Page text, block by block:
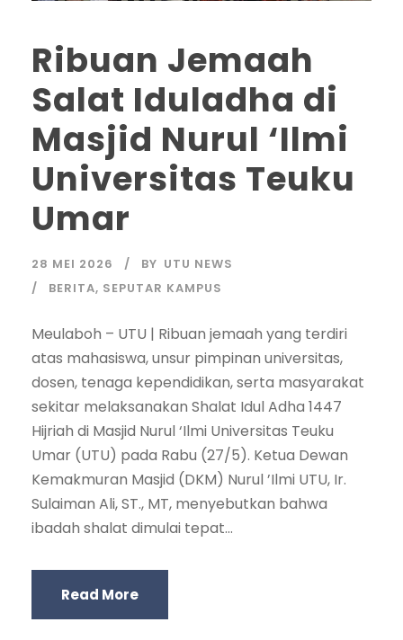
Ribuan Jemaah
Salat Iduladha di
Masjid Nurul ‘Ilmi
Universitas Teuku
Umar
28 MEI 2026 BY UTU NEWS
BERITA, SEPUTAR KAMPUS
Meulaboh – UTU | Ribuan jemaah yang terdiri
atas mahasiswa, unsur pimpinan universitas,
dosen, tenaga kependidikan, serta masyarakat
sekitar melaksanakan Shalat Idul Adha 1447
Hijriah di Masjid Nurul ‘Ilmi Universitas Teuku
Umar (UTU) pada Rabu (27/5). Ketua Dewan
Kemakmuran Masjid (DKM) Nurul ’Ilmi UTU, Ir.
Sulaiman Ali, ST., MT, menyebutkan bahwa
ibadah shalat dimulai tepat...
Read More